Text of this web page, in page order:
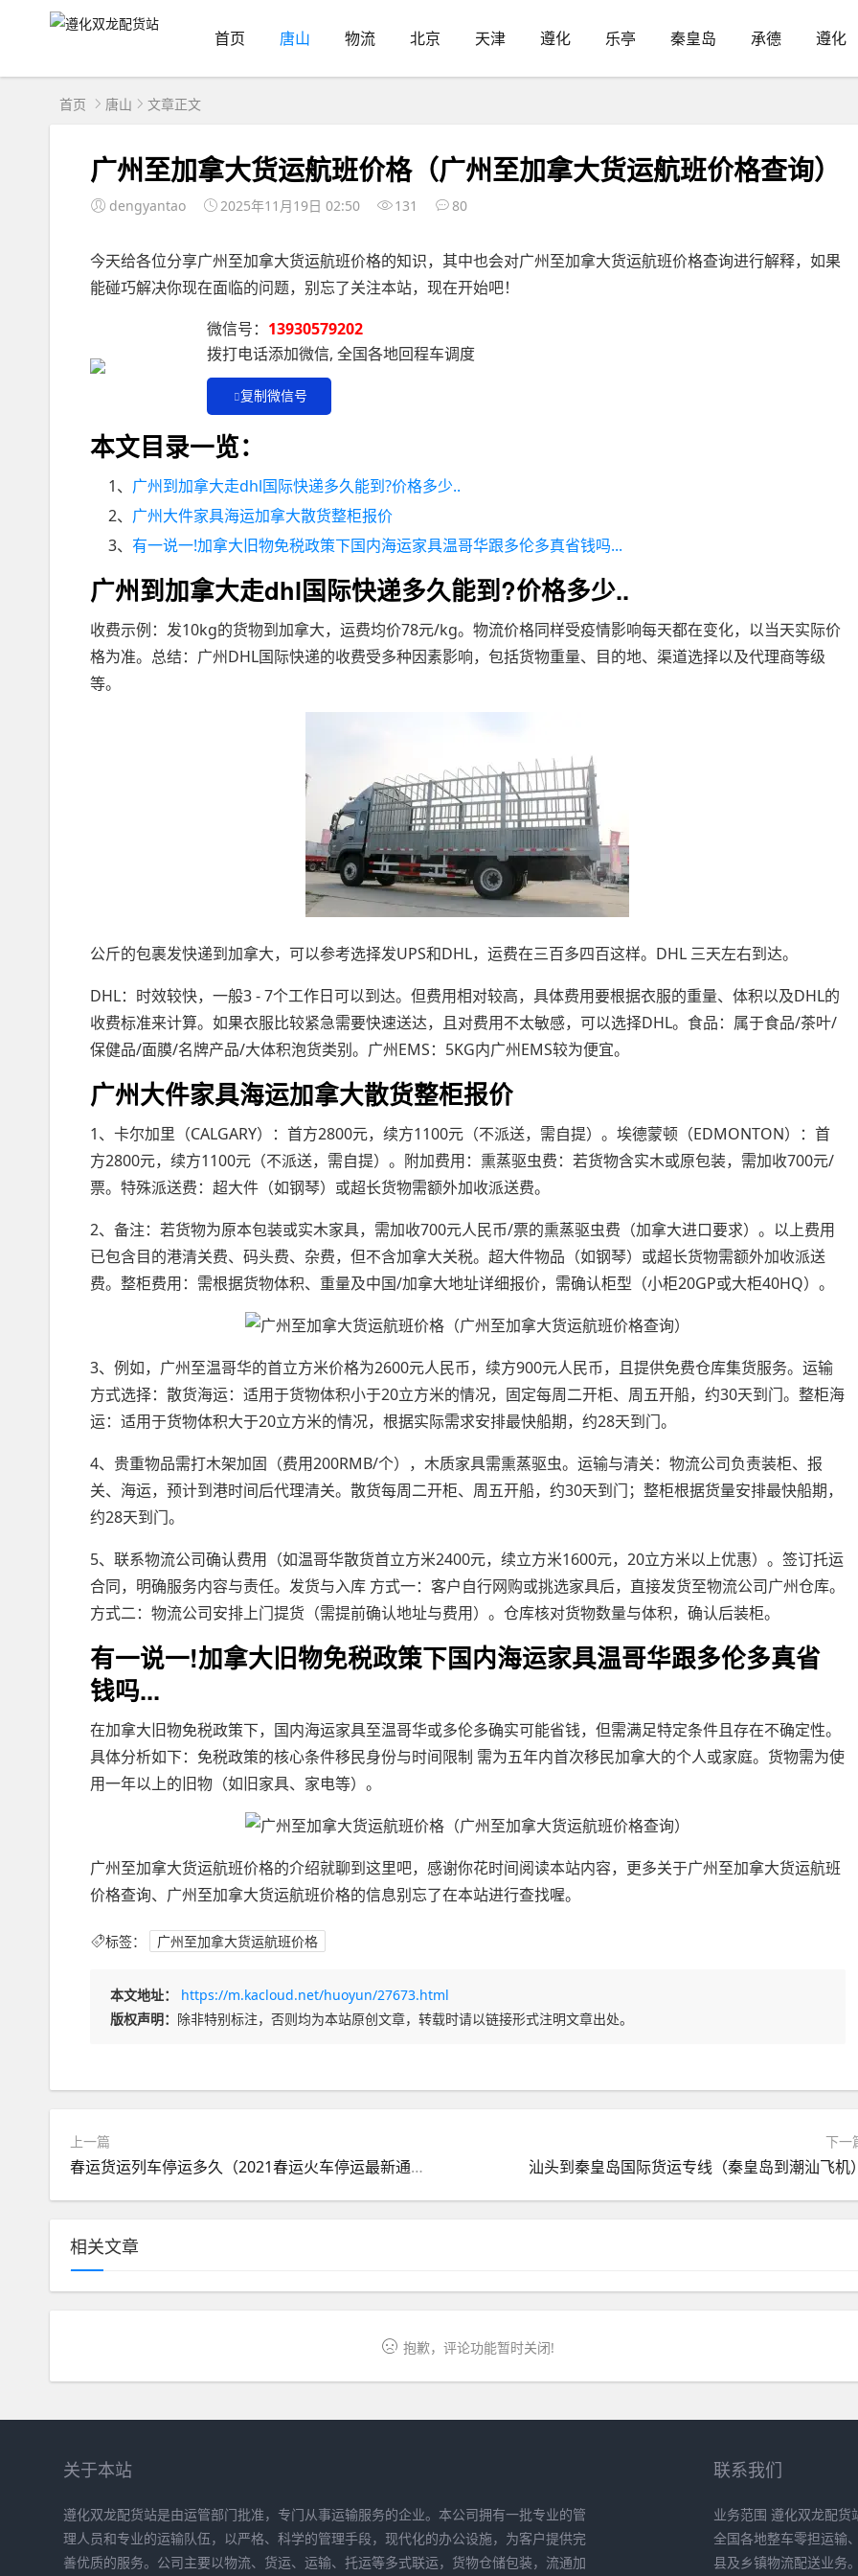
首页 唐山 物流 北京 天津 遵化 乐亭 秦皇岛 承德 遵化
首页 唐山 文章正文
广州至加拿大货运航班价格（广州至加拿大货运航班价格查询）
dengyantao 2025年11月19日 02:50 131 80
今天给各位分享广州至加拿大货运航班价格的知识，其中也会对广州至加拿大货运航班价格查询进行解释，如果
能碰巧解决你现在面临的问题，别忘了关注本站，现在开始吧！
微信号： 13930579202
拨打电话添加微信, 全国各地回程车调度
复制微信号
本文目录一览：
1、 广州到加拿大走dhl国际快递多久能到?价格多少..
2、 广州大件家具海运加拿大散货整柜报价
3、有一说一!加拿大旧物免税政策下国内海运家具温哥华跟多伦多真省钱吗...
广州到加拿大走dhl国际快递多久能到?价格多少..
收费示例：发10kg的货物到加拿大，运费均价78元/kg。物流价格同样受疫情影响每天都在变化，以当天实际价
格为准。总结：广州DHL国际快递的收费受多种因素影响，包括货物重量、目的地、渠道选择以及代理商等级
等。
公斤的包裹发快递到加拿大，可以参考选择发UPS和DHL，运费在三百多四百这样。DHL 三天左右到达。
DHL：时效较快，一般3 - 7个工作日可以到达。但费用相对较高，具体费用要根据衣服的重量、体积以及DHL的
收费标准来计算。如果衣服比较紧急需要快速送达，且对费用不太敏感，可以选择DHL。食品：属于食品/茶叶/
保健品/面膜/名牌产品/大体积泡货类别。广州EMS：5KG内广州EMS较为便宜。
广州大件家具海运加拿大散货整柜报价
1、卡尔加里（CALGARY）：首方2800元，续方1100元（不派送，需自提）。埃德蒙顿（EDMONTON）：首
方2800元，续方1100元（不派送，需自提）。附加费用：熏蒸驱虫费：若货物含实木或原包装，需加收700元/
票。特殊派送费：超大件（如钢琴）或超长货物需额外加收派送费。
2、备注：若货物为原本包装或实木家具，需加收700元人民币/票的熏蒸驱虫费（加拿大进口要求）。以上费用
已包含目的港清关费、码头费、杂费，但不含加拿大关税。超大件物品（如钢琴）或超长货物需额外加收派送
费。整柜费用：需根据货物体积、重量及中国/加拿大地址详细报价，需确认柜型（小柜20GP或大柜40HQ）。
3、例如，广州至温哥华的首立方米价格为2600元人民币，续方900元人民币，且提供免费仓库集货服务。运输
方式选择：散货海运：适用于货物体积小于20立方米的情况，固定每周二开柜、周五开船，约30天到门。整柜海
运：适用于货物体积大于20立方米的情况，根据实际需求安排最快船期，约28天到门。
4、贵重物品需打木架加固（费用200RMB/个），木质家具需熏蒸驱虫。运输与清关：物流公司负责装柜、报
关、海运，预计到港时间后代理清关。散货每周二开柜、周五开船，约30天到门；整柜根据货量安排最快船期，
约28天到门。
5、联系物流公司确认费用（如温哥华散货首立方米2400元，续立方米1600元，20立方米以上优惠）。签订托运
合同，明确服务内容与责任。发货与入库 方式一：客户自行网购或挑选家具后，直接发货至物流公司广州仓库。
方式二：物流公司安排上门提货（需提前确认地址与费用）。仓库核对货物数量与体积，确认后装柜。
有一说一!加拿大旧物免税政策下国内海运家具温哥华跟多伦多真省
钱吗...
在加拿大旧物免税政策下，国内海运家具至温哥华或多伦多确实可能省钱，但需满足特定条件且存在不确定性。
具体分析如下：免税政策的核心条件移民身份与时间限制 需为五年内首次移民加拿大的个人或家庭。货物需为使
用一年以上的旧物（如旧家具、家电等）。
广州至加拿大货运航班价格的介绍就聊到这里吧，感谢你花时间阅读本站内容，更多关于广州至加拿大货运航班
价格查询、广州至加拿大货运航班价格的信息别忘了在本站进行查找喔。
标签： 广州至加拿大货运航班价格
本文地址：
https://m.kacloud.net/huoyun/27673.html
版权声明： 除非特别标注，否则均为本站原创文章，转载时请以链接形式注明文章出处。
上一篇
春运货运列车停运多久（2021春运火车停运最新通知）
下一
汕头到秦皇岛国际货运专线（秦皇岛到潮汕飞机
相关文章
抱歉，评论功能暂时关闭!
关于本站
遵化双龙配货站是由运管部门批准，专门从事运输服务的企业。本公司拥有一批专业的管
理人员和专业的运输队伍，以严格、科学的管理手段，现代化的办公设施，为客户提供完
善优质的服务。公司主要以物流、货运、运输、托运等多式联运，货物仓储包装，流通加
联系我们
业务范围 遵化双龙配货
全国各地整车零担运输
县及乡镇物流配送业务